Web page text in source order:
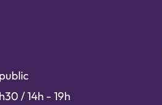
/ 14h - 19h